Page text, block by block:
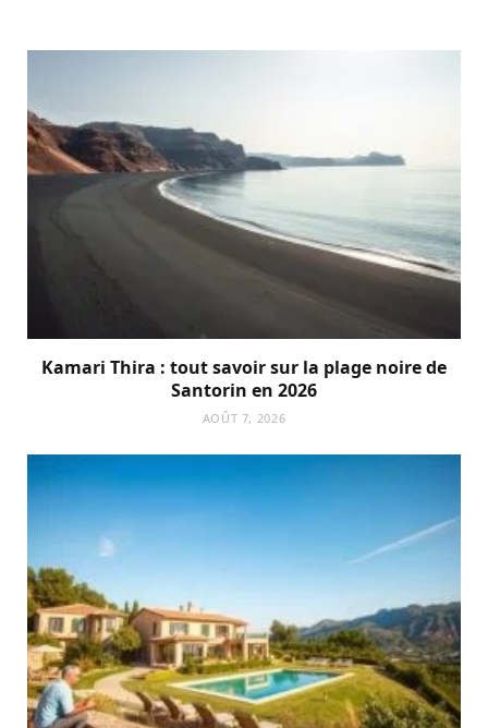
Kamari Thira : tout savoir sur la plage noire de
Santorin en 2026
AOÛT 7, 2026